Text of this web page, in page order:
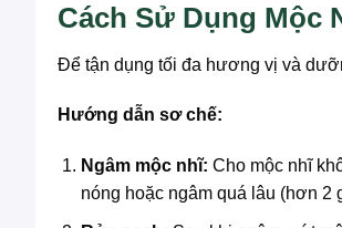
Cách Sử Dụng Mộc
Để tận dụng tối đa hương vị và
Hướng dẫn sơ chế:
Ngâm mộc nhĩ: Cho mộc nhĩ
nóng hoặc ngâm quá lâu (hơn 2